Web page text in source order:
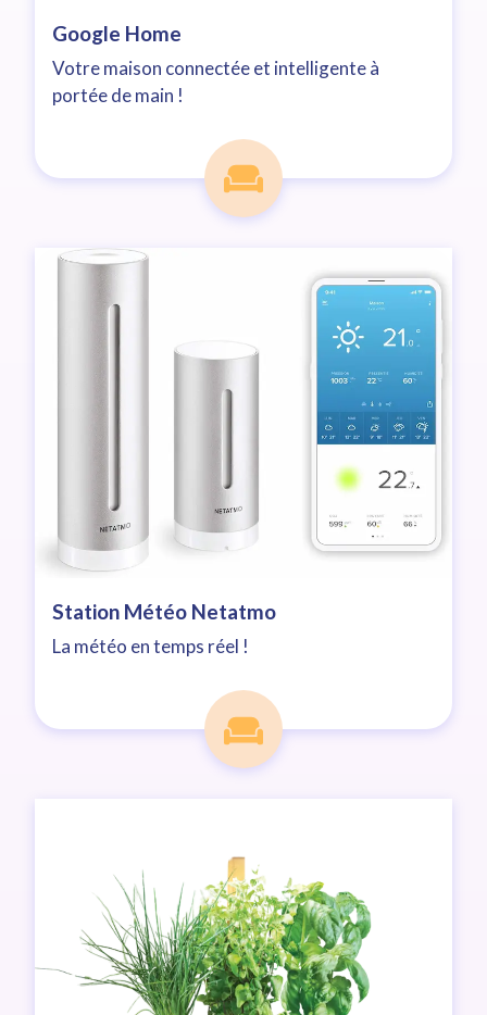
Google Home
Votre maison connectée et intelligente à
portée de main !
Station Météo Netatmo
La météo en temps réel !